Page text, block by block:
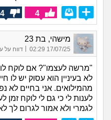
4
4
מישהי, בת 23
17/07/25 02:29 דווח על
"מרשה לעצמו"? אם לוקח
לא בעיניין הוא עסוק יש לו
מהמילואים. אני בחיים לא
לענות לי כי גם לי לוקח זמן
לגמרי ולא אמור לגרום לך